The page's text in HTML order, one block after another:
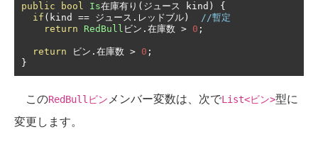
public bool Is在庫有り(ジュース kind )
{
if ( kind == ジュース.レッドブル)
//暫定
return
RedBull ビン.在庫数 > 0 ;
return ビン.在庫数 > 0 ;
}
このRedBullビンメンバー変数は、次でList<ビン>型に
変更します。